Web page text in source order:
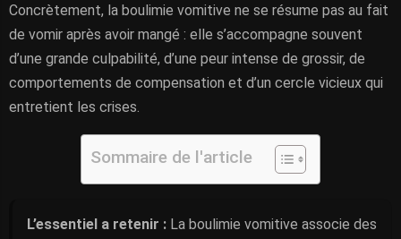
Concrètement, la boulimie vomitive ne se résume pas au fait
de vomir après avoir mangé : elle s’accompagne souvent
d’une grande culpabilité, d’une peur intense de grossir, de
comportements de compensation et d’un cercle vicieux qui
entretient les crises.
Sommaire de l'article
L’essentiel a retenir : La boulimie vomitive associe des